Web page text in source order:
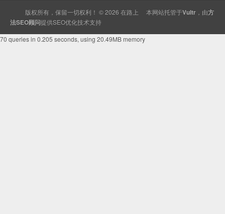
版权所有，保留一切权利！ © 2026 在路上 本网站托管于Vultr ，由方
法SEO顾问提供SEO优化技术支持
70 queries in 0.205 seconds, using 20.49MB memory